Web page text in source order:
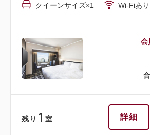
会
クイーンサイズ×1 Wi-Fiあり
残り 1 室 詳細